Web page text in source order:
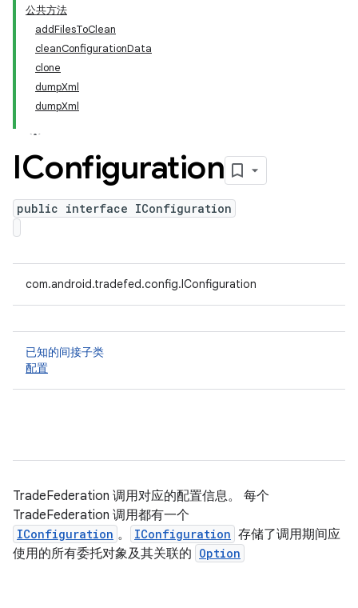
公共方法
addFilesToClean
cleanConfigurationData
clone
dumpXml
dumpXml
IConfiguration
public interface IConfiguration
com.android.tradefed.config.IConfiguration
已知的间接子类
配置
TradeFederation 调用对应的配置信息。 每个
TradeFederation 调用都有一个
IConfiguration 。 IConfiguration 存储了调用期间应
使用的所有委托对象及其关联的 Option